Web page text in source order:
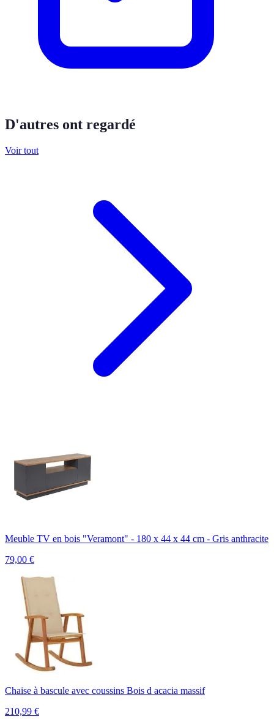
D'autres ont regardé
Voir tout
Meuble TV en bois "Veramont" - 180 x 44 x 44 cm - Gris anthracite
79,00 €
Chaise à bascule avec coussins Bois d acacia massif
210,99 €